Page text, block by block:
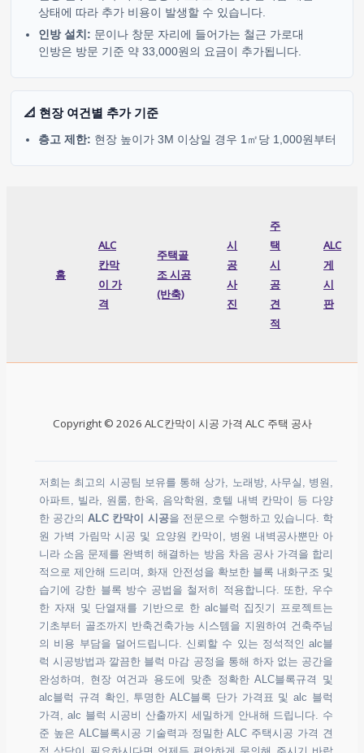
상태에 따라 추가 비용이 발생할 수 있습니다.
인방 설치: 문이나 창문 자리에 들어가는 철근 가로대
인방은 방문 기준 약 33,000원의 요금이 추가됩니다.
📐 현장 여건별 추가 기준
층고 제한: 현장 높이가 3M 이상일 경우 1㎡당 1,000원부터
홈
ALC
칸막
이 가
격
주택골
조 시공
(반축)
시
공
사
진
주
택
시
공
견
적
ALC
게
시
판
Copyright © 2026 ALC칸막이 시공 가격 ALC 주택 공사
저희는 최고의 시공팀 보유를 통해 상가, 노래방, 사무실, 병원,
아파트, 빌라, 원룸, 한옥, 음악학원, 호텔 내벽 칸막이 등 다양
한 공간의ALC 칸막이 시공을 전문으로 수행하고 있습니다. 학
원 가벽 가림막 시공 및 요양원 칸막이, 병원 내벽공사뿐만 아
니라 소음 문제를 완벽히 해결하는 방음 차음 공사 가격을 합리
적으로 제안해 드리며, 화재 안전성을 확보한 블록 내화구조 및
습기에 강한 블록 방수 공법을 철저히 적용합니다. 또한, 우수
한 자재 및 단열재를 기반으로 한 alc블럭 집짓기 프로젝트는
기초부터 골조까지 반축건축가능 시스템을 지원하여 건축주님
의 비용 부담을 덜어드립니다. 신뢰할 수 있는 정석적인 alc블
럭 시공방법과 깔끔한 블럭 마감 공정을 통해 하자 없는 공간을
완성하며, 현장 여건과 용도에 맞춘 정확한 ALC블록규격 및
alc블럭 규격 확인, 투명한 ALC블록 단가 가격표 및 alc 블럭
가격, alc 블럭 시공비 산출까지 세밀하게 안내해 드립니다. 수
준 높은 ALC블록시공 기술력과 정밀한 ALC 주택시공 가격 견